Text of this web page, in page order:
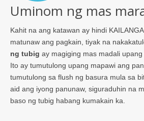
Uminom ng mas
Kahit na ang katawan ay hindi
matunaw ang pagkain, tiyak na
ng tubig ay magiging mas madali
Ito ay tumutulong upang mapawi ang
tumutulong sa flush ng basura mula sa
aid ang iyong panunaw, siguraduhin na
baso ng tubig habang kumakain ka.